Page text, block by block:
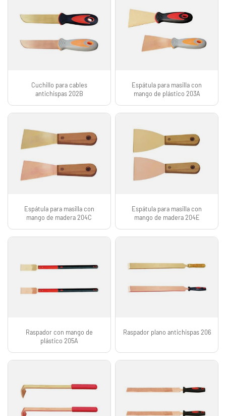
Cuchillo para cables
antichispas 202B
Espátula para masilla con
mango de plástico 203A
Espátula para masilla con
mango de madera 204C
Espátula para masilla con
mango de madera 204E
Raspador con mango de
plástico 205A
Raspador plano antichispas 206